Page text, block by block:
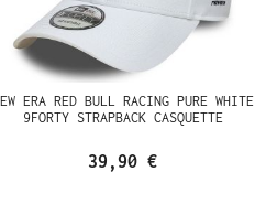
ERA RED BULL RACING PURE WHITE
9FORTY STRAPBACK CASQUETTE
39,90 €